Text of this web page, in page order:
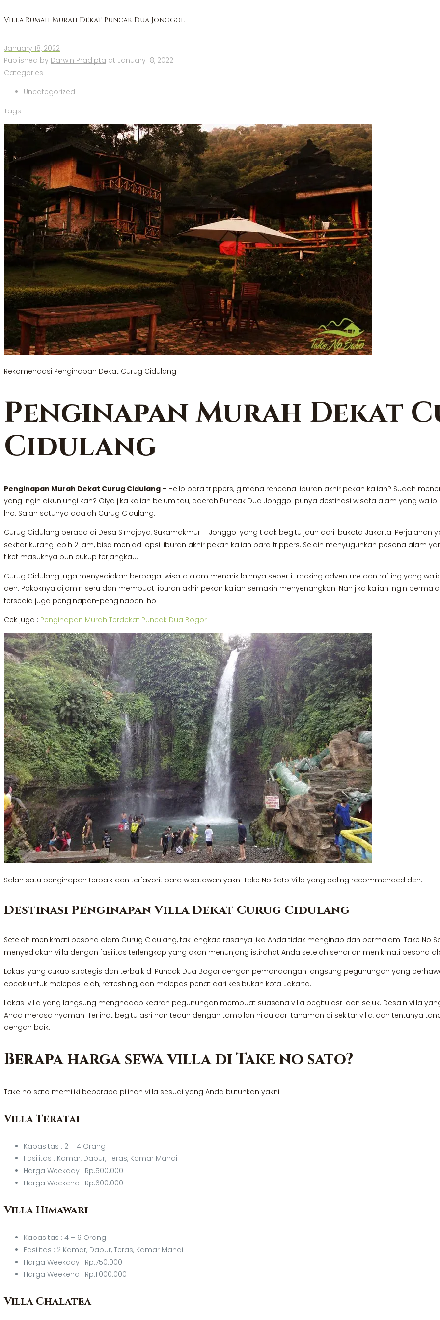
Villa Rumah Murah Dekat Puncak Dua Jonggol
January 18, 2022
Published by Darwin Pradipta at January 18, 2022
Categories
Uncategorized
Tags
Rekomendasi Penginapan Dekat Curug Cidulang
Penginapan Murah Dekat
Cidulang
Penginapan Murah Dekat Curug Cidulang – Hello para trippers, gimana rencana liburan akhir pekan kalian? Sudah
yang ingin dikunjungi kah? Oiya jika kalian belum tau, daerah Puncak Dua Jonggol punya destinasi wisata alam yang
lho. Salah satunya adalah Curug Cidulang.
Curug Cidulang berada di Desa Sirnajaya, Sukamakmur – Jonggol yang tidak begitu jauh dari ibukota Jakarta. Perjalanan
sekitar kurang lebih 2 jam, bisa menjadi opsi liburan akhir pekan kalian para trippers. Selain menyuguhkan pesona alam
tiket masuknya pun cukup terjangkau.
Curug Cidulang juga menyediakan berbagai wisata alam menarik lainnya seperti tracking adventure dan rafting yang
deh. Pokoknya dijamin seru dan membuat liburan akhir pekan kalian semakin menyenangkan. Nah jika kalian ingin
tersedia juga penginapan-penginapan lho.
Cek juga : Penginapan Murah Terdekat Puncak Dua Bogor
Salah satu penginapan terbaik dan terfavorit para wisatawan yakni Take No Sato Villa yang paling recommended deh.
Destinasi Penginapan Villa Dekat Curug Cidulang
Setelah menikmati pesona alam Curug Cidulang, tak lengkap rasanya jika Anda tidak menginap dan bermalam. Take No
menyediakan Villa dengan fasilitas terlengkap yang akan menunjang istirahat Anda setelah seharian menikmati pesona
Lokasi yang cukup strategis dan terbaik di Puncak Dua Bogor dengan pemandangan langsung pegunungan yang
cocok untuk melepas lelah, refreshing, dan melepas penat dari kesibukan kota Jakarta.
Lokasi villa yang langsung menghadap kearah pegunungan membuat suasana villa begitu asri dan sejuk. Desain villa
Anda merasa nyaman. Terlihat begitu asri nan teduh dengan tampilan hijau dari tanaman di sekitar villa, dan tentunya
dengan baik.
Berapa harga sewa villa di Take no sato?
Take no sato memiliki beberapa pilihan villa sesuai yang Anda butuhkan yakni :
Villa Teratai
Kapasitas : 2 – 4 Orang
Fasilitas : Kamar, Dapur, Teras, Kamar Mandi
Harga Weekday : Rp.500.000
Harga Weekend : Rp.600.000
Villa Himawari
Kapasitas : 4 – 6 Orang
Fasilitas : 2 Kamar, Dapur, Teras, Kamar Mandi
Harga Weekday : Rp.750.000
Harga Weekend : Rp.1.000.000
Villa Chalatea